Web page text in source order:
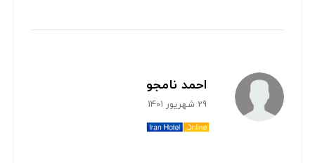
احمد نامجو
29 شهریور 1401